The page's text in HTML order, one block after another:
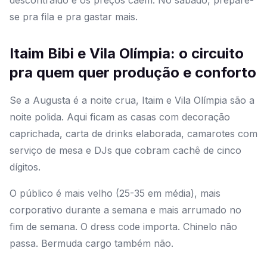
se pra fila e pra gastar mais.
Itaim Bibi e Vila Olímpia: o circuito
pra quem quer produção e conforto
Se a Augusta é a noite crua, Itaim e Vila Olímpia são a
noite polida. Aqui ficam as casas com decoração
caprichada, carta de drinks elaborada, camarotes com
serviço de mesa e DJs que cobram cachê de cinco
dígitos.
O público é mais velho (25-35 em média), mais
corporativo durante a semana e mais arrumado no
fim de semana. O dress code importa. Chinelo não
passa. Bermuda cargo também não.